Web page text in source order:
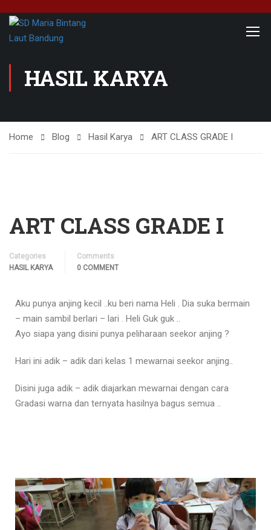
HASIL KARYA
Home Blog Hasil Karya ART CLASS GRADE I
ART CLASS GRADE I
Categories
HASIL KARYA
Comments
0 COMMENT
Aku punya anjing kecil ..ku beri nama Heli . Dia suka bermain
– main sambil berlari – lari . Heli Guk guk ..
Ayo siapa yang disini punya peliharaan seekor anjing ?
Hari ini adik – adik dari kelas 1 mewarnai seekor anjing..
Disini juga adik – adik diajarkan mewarnai dengan cara
Gradasi warna dan ternyata hasilnya bagus semua ..